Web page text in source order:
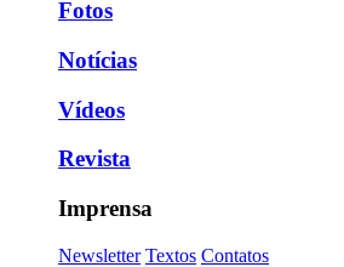
Fotos
Notícias
Vídeos
Revista
Imprensa
Newsletter Textos Contatos